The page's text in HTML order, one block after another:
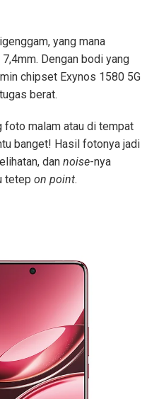
yang mana
Dengan bodi yang
chipset Exynos 1580 5G
berat.
foto malam atau di tempat
banget! Hasil fotonya jadi
dan noise-nya
tetep on point.